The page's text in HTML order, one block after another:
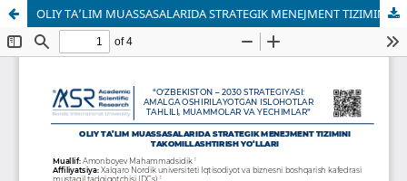
OLIY TA’LIM MUASSASALARIDA STRATEGIK MENEJMENT TIZIMINI TAKOMILLASHTIRISH YO‘LLARI